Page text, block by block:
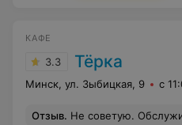
КАФЕ
3.3 Тёрка
Минск, ул. Зыбицкая, 9 с
Отзыв. Не советую. Обслуживание нулевое. Обещают комплимент от шефа, по итогу забывают. Обычные драники с якобы копченой